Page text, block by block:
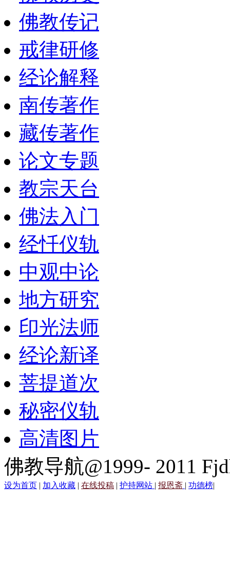
佛教传记
戒律研修
经论解释
南传著作
藏传著作
论文专题
教宗天台
佛法入门
经忏仪轨
中观中论
地方研究
印光法师
经论新译
菩提道次
秘密仪轨
高清图片
佛教导航@1999- 2011
设为首页 | 加入收藏 | 在线投稿 | 护持网站 | 报恩斋 | 功德榜|